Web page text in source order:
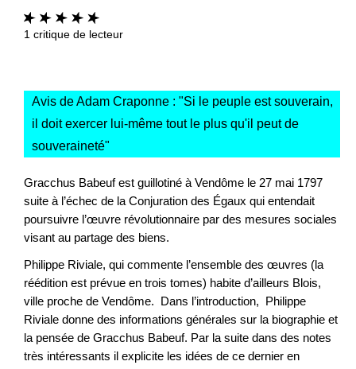
1 critique de lecteur
Avis de Adam Craponne : "Si le peuple est souverain,
il doit exercer lui-même tout le plus qu'il peut de
souveraineté"
Gracchus Babeuf est guillotiné à Vendôme le 27 mai 1797
suite à l’échec de la Conjuration des Égaux qui entendait
poursuivre l’œuvre révolutionnaire par des mesures sociales
visant au partage des biens.
Philippe Riviale, qui commente l’ensemble des œuvres (la
réédition est prévue en trois tomes) habite d’ailleurs Blois,
ville proche de Vendôme. Dans l’introduction, Philippe
Riviale donne des informations générales sur la biographie et
la pensée de Gracchus Babeuf. Par la suite dans des notes
très intéressants il explicite les idées de ce dernier en